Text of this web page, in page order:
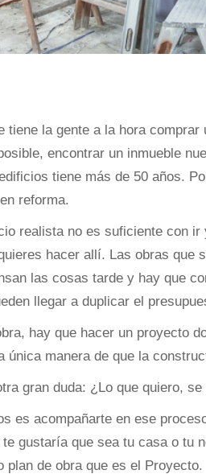
tiene la gente a la hora
encontrar un inmueble
tiene más de 50 años.
reforma.
realista no es suficiente con
hacer allí. Las obras que
las cosas tarde y hay que
llegar a duplicar el
hay que hacer un proyecto
única manera de que la
gran duda: ¿Lo que quiero, se
es acompañarte en ese
gustaría que sea tu casa o tu
plan de obra que es el Proyecto.